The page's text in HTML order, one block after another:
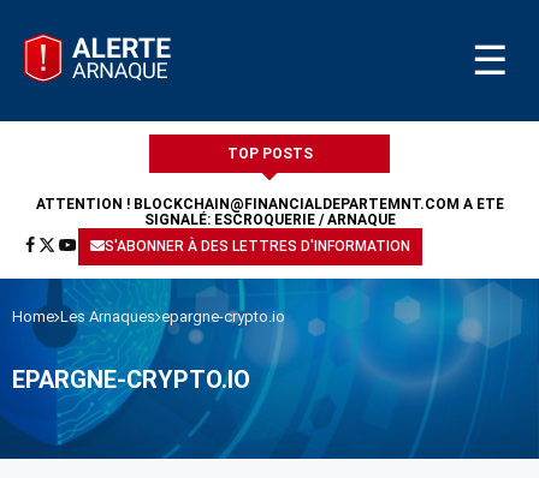
☰
TOP POSTS
ATTENTION ! BLOCKCHAIN@FINANCIALDEPARTEMNT.COM A ÉTÉ
SIGNALÉ: ESCROQUERIE / ARNAQUE
S'ABONNER À DES LETTRES D'INFORMATION
Home Les Arnaques epargne-crypto.io
EPARGNE-CRYPTO.IO